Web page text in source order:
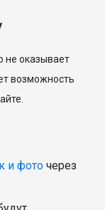
не оказывает
возможность
и фото через